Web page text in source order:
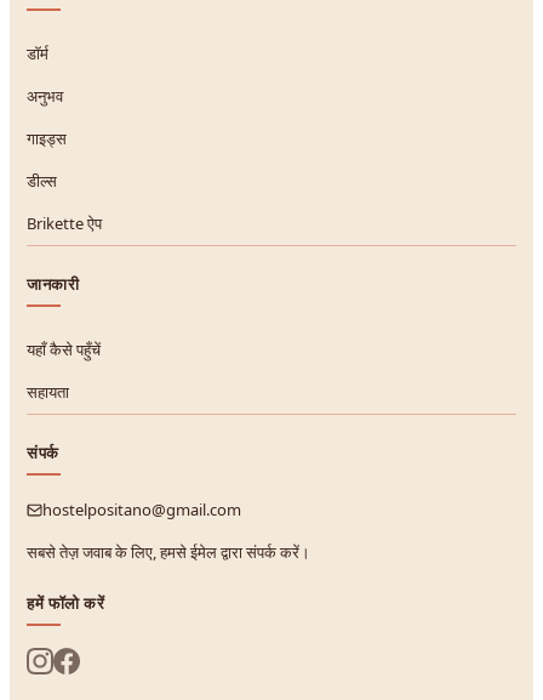
डॉर्म
अनुभव
गाइड्स
डील्स
Brikette ऐप
जानकारी
यहाँ कैसे पहुँचें
सहायता
संपर्क
hostelpositano@gmail.com
सबसे तेज़ जवाब के लिए, हमसे ईमेल द्वारा संपर्क करें।
हमें फॉलो करें